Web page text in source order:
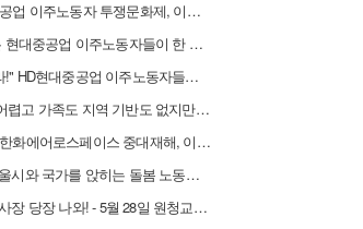
6월 26일 HD현대중공업 이주노동자 투쟁문화제, 이주노동자들의 함성과 …
[리포트] 300명 넘는 현대중공업 이주노동자들이 한 자리에 모이다
"나쁜 계약 철회하라!" HD현대중공업 이주노동자들이 일어서다
[후기] 의사소통도 어렵고 가족도 지역 기반도 없지만, 민주노조의 길이 …
[후기] SK하이닉스·한화에어로스페이스 중대재해, 이윤 위해 생명안전을 …
[후기] 진짜 사장 서울시와 국가를 앉히는 돌봄 노동자 투쟁을 위해
[후기] 현대차 진짜 사장 당장 나와! - 5월 28일 원청교섭 불응 현…